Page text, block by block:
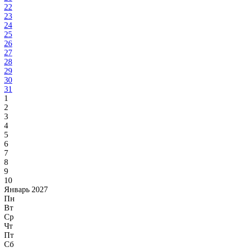
22
23
24
25
26
27
28
29
30
31
1
2
3
4
5
6
7
8
9
10
Январь 2027
Пн
Вт
Ср
Чт
Пт
Сб